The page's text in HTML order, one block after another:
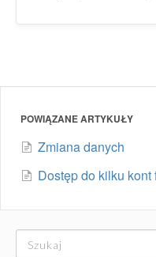
POWIĄZANE ARTYKUŁY
Zmiana danych
Dostęp do kilku kont